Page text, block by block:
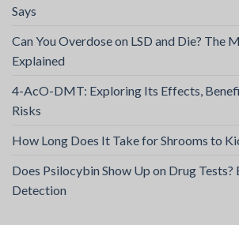
Says
Can You Overdose on LSD and Die? The
Explained
4-AcO-DMT: Exploring Its Effects,
Risks
How Long Does It Take for Shrooms to
Does Psilocybin Show Up on Drug Tests?
Detection